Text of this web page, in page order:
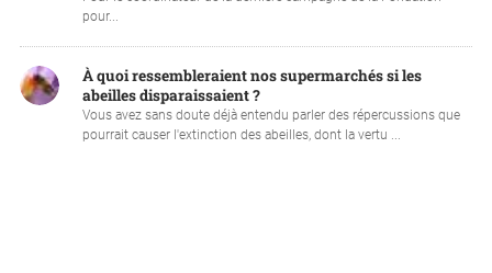
pour...
À quoi ressembleraient nos supermarchés si les
abeilles disparaissaient ?
Vous avez sans doute déjà entendu parler des répercussions que
pourrait causer l'extinction des abeilles, dont la vertu ...